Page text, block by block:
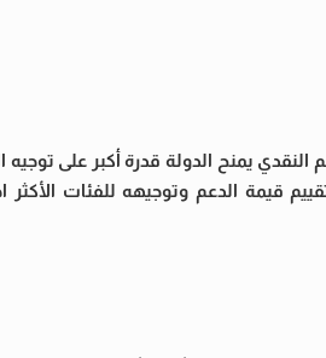
يمنح الدولة قدرة أكبر على توجيه
قيمة الدعم وتوجيهه للفئات الأكثر